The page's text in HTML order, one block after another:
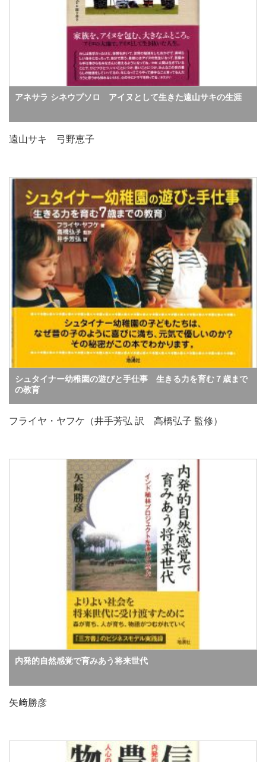
アネサラ シネウプソロ アイヌとして生きた遠山サキの生涯
遠山サキ 弓野恵子
シュタイナー幼稚園の遊びと手仕事 生きる力を育む７歳まで
の教育
フライヤ・ヤフケ（井手芳弘 訳 高橋弘子 監修）
内発的自然感覚で育みあう将来世代
矢﨑勝彦